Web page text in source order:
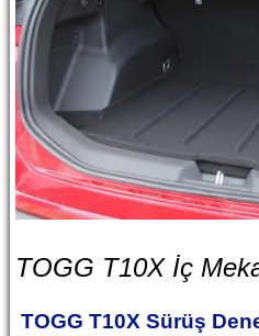
TOGG T10X İç
TOGG T10X Sürüş